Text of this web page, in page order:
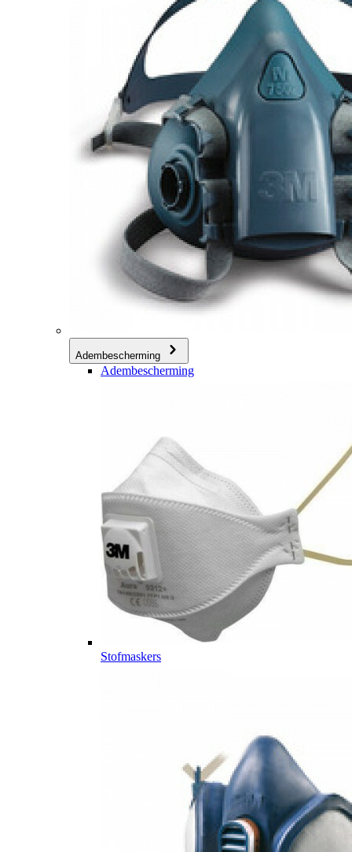
Adembescherming
Adembescherming
Stofmaskers